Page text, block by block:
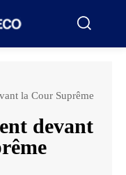
la Cour Suprême
devant